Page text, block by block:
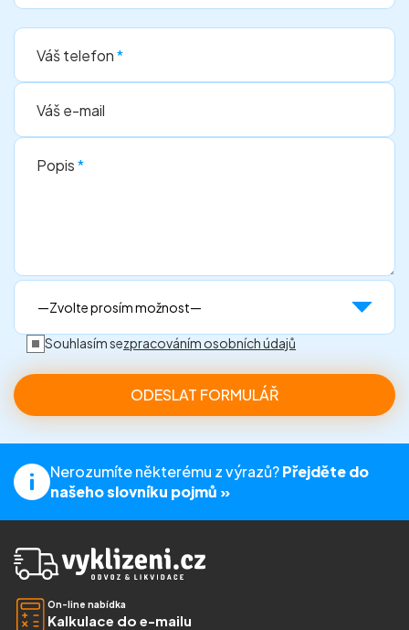
Váš telefon*
Váš e-mail
Popis*
Souhlasím sezpracováním osobních údajů
Nerozumíte některému z výrazů?Přejděte do
našeho slovníku pojmů »
On-line nabídka
Kalkulace do e-mailu